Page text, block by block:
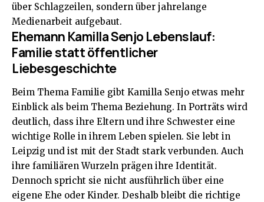
über Schlagzeilen, sondern über jahrelange
Medienarbeit aufgebaut.
Ehemann Kamilla Senjo Lebenslauf:
Familie statt öffentlicher
Liebesgeschichte
Beim Thema Familie gibt Kamilla Senjo etwas mehr
Einblick als beim Thema Beziehung. In Porträts wird
deutlich, dass ihre Eltern und ihre Schwester eine
wichtige Rolle in ihrem Leben spielen. Sie lebt in
Leipzig und ist mit der Stadt stark verbunden. Auch
ihre familiären Wurzeln prägen ihre Identität.
Dennoch spricht sie nicht ausführlich über eine
eigene Ehe oder Kinder. Deshalb bleibt die richtige